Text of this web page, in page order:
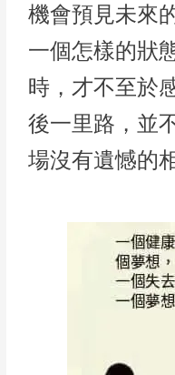
機會預見未來
一個怎樣的狀
時，才不至於
後一里路，並
場沒有遺憾的